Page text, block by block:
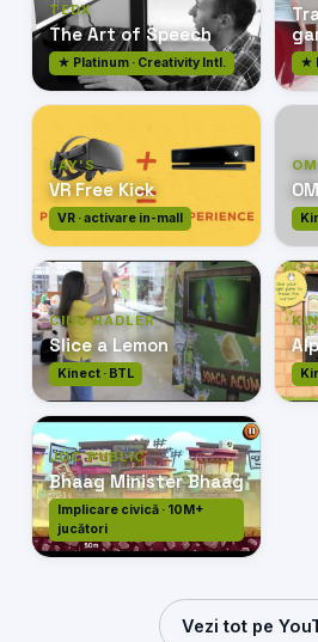
TEDX
The Art of Speech
★ Platinum · Creativity Intl. ★
LAY'S
VR Free Kick
VR · activare in-mall
CIUC RADLER
Slice a Lemon
Kinect · BTL
JOC PUBLIC
Bhaag Minister Bhaag
Implicare civică · 10M+
jucători
Vezi tot pe